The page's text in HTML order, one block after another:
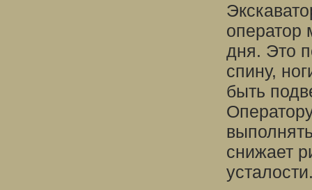
оператор
дня. Это
спину,
быть
снижает